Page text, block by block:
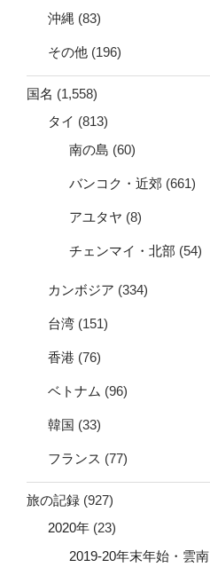
沖縄 (83)
その他 (196)
国名 (1,558)
タイ (813)
南の島 (60)
バンコク・近郊 (661)
アユタヤ (8)
チェンマイ・北部 (54)
カンボジア (334)
台湾 (151)
香港 (76)
ベトナム (96)
韓国 (33)
フランス (77)
旅の記録 (927)
2020年 (23)
2019-20年末年始・雲南